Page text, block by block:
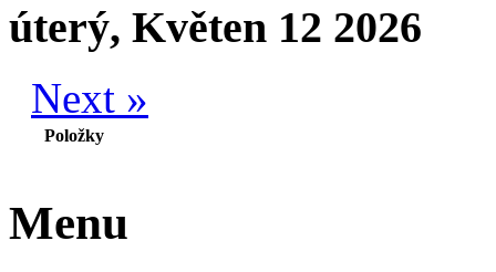
úterý, Květen 12 2026
Next »
Položky
Menu